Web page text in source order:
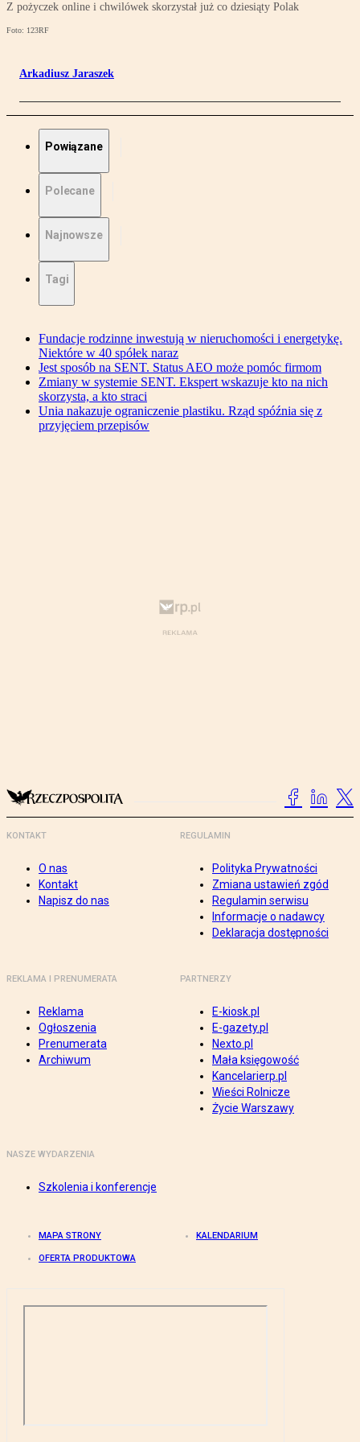
Z pożyczek online i chwilówek skorzystał już co dziesiąty Polak
Foto: 123RF
Arkadiusz Jaraszek
Powiązane
Polecane
Najnowsze
Tagi
Fundacje rodzinne inwestują w nieruchomości i energetykę.
Niektóre w 40 spółek naraz
Jest sposób na SENT. Status AEO może pomóc firmom
Zmiany w systemie SENT. Ekspert wskazuje kto na nich
skorzysta, a kto straci
Unia nakazuje ograniczenie plastiku. Rząd spóźnia się z
przyjęciem przepisów
KONTAKT
O nas
Kontakt
Napisz do nas
REGULAMIN
Polityka Prywatności
Zmiana ustawień zgód
Regulamin serwisu
Informacje o nadawcy
Deklaracja dostępności
REKLAMA I PRENUMERATA
Reklama
Ogłoszenia
Prenumerata
Archiwum
PARTNERZY
E-kiosk.pl
E-gazety.pl
Nexto.pl
Mała księgowość
Kancelarierp.pl
Wieści Rolnicze
Życie Warszawy
NASZE WYDARZENIA
Szkolenia i konferencje
MAPA STRONY KALENDARIUM
OFERTA PRODUKTOWA